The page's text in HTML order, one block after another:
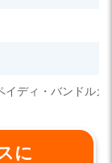
イディ・バンドル
に